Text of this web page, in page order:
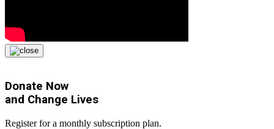
Donate Now
and Change Lives
Register for a monthly subscription plan.